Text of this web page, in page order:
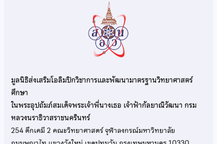
มูลนิธิส่งเสริมโอลิมปิกวิชาการและพัฒนามาตรฐานวิทยาศาสตร์
ศึกษา
ในพระอุปถัมภ์สมเด็จพระเจ้าพี่นางเธอ เจ้าฟ้ากัลยาณิวัฒนา กรม
หลวงนราธิวาสราชนครินทร์
254 ตึกเคมี 2 คณะวิทยาศาสตร์ จุฬาลงกรณ์มหาวิทยาลัย